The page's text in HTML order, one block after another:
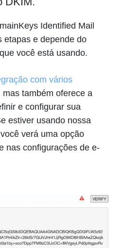
Identified Mail
etapas e depende do
você está usando.
com vários
mas também oferece a
e configurar sua
estiver usando nossa
verá uma opção
nas configurações de e-